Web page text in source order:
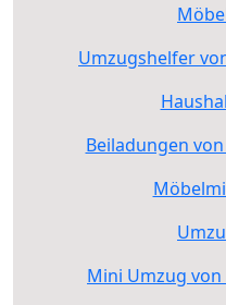
Umzugshelfer
Beiladungen
Mini Umzug